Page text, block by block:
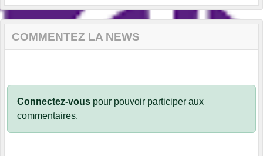
COMMENTEZ LA NEWS
Connectez-vous pour pouvoir participer aux
commentaires.